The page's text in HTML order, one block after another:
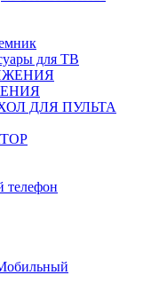
для ТВ
ДЛЯ ПУЛЬТА
телефон